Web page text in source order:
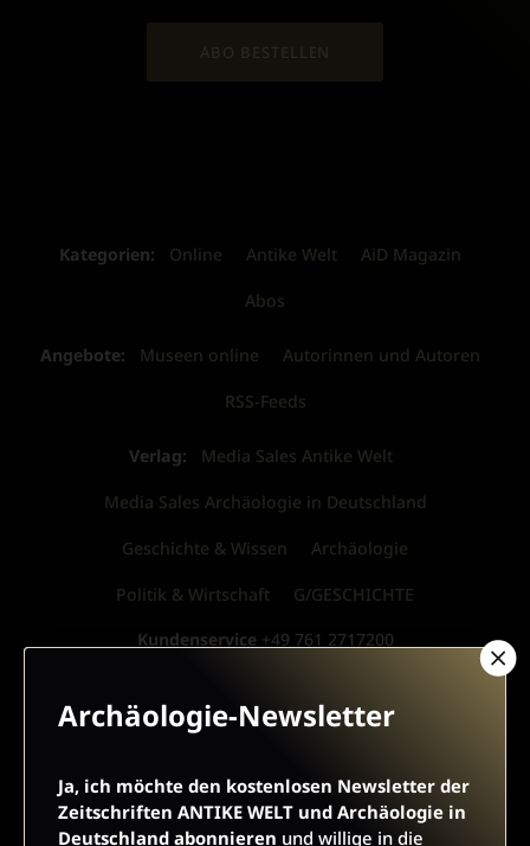
ABO BESTELLEN
Kategorien: Online Antike Welt AiD Magazin
Abos
Angebote: Museen online Autorinnen und Autoren
RSS-Feeds
Verlag: Media Sales Antike Welt
Media Sales Archäologie in Deutschland
Geschichte & Wissen Archäologie
Politik & Wirtschaft G/GESCHICHTE
Kundenservice +49 761 2717200
Folgen Sie uns:
Facebook Archäologie in Deutschland
Archäologie-Newsletter
Ja, ich möchte den kostenlosen Newsletter der
Zeitschriften ANTIKE WELT und Archäologie in
Deutschland abonnieren und willige in die